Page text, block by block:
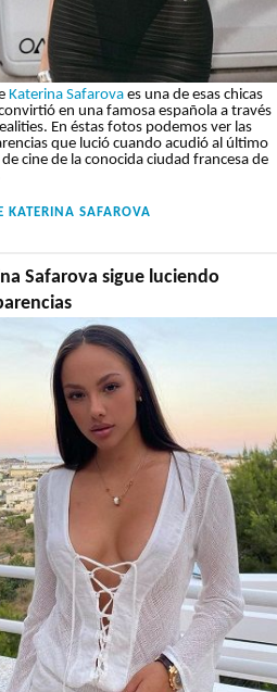
Katerina Safarovaes una de esas chicas
en una famosa española a través
En éstas fotos podemos ver las
que lució cuando acudió al último
cine de la conocida ciudad francesa de
KATERINA SAFAROVA
Safarova sigue luciendo